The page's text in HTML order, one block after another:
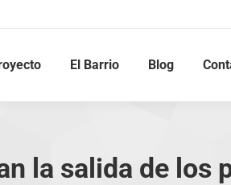
El Barrio Blog
la salida de los